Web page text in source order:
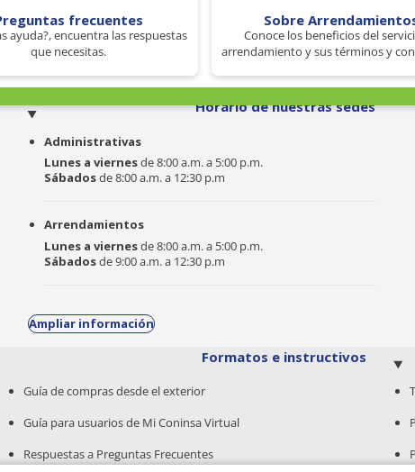
frecuentes
ayuda?, encuentra las respuestas
que necesitas.
Sobre
Conoce los beneficios del
arrendamiento y sus términos y
Horario de nuestras sedes
Administrativas
Lunes a viernesde 8:00 a.m. a 5:00 p.m.
Sábadosde 8:00 a.m. a 12:30 p.m
Arrendamientos
Lunes a viernesde 8:00 a.m. a 5:00 p.m.
Sábadosde 9:00 a.m. a 12:30 p.m
Ampliar información
Formatos e instructivos
Guía de compras desde el exterior
Guía para usuarios de Mi Coninsa Virtual
Respuestas a Preguntas Frecuentes